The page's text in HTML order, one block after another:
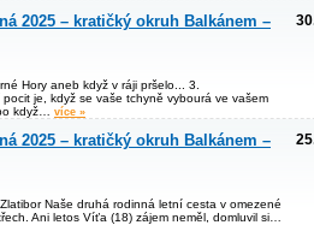
2025 – kratičký okruh Balkánem –
Hory aneb když v ráji pršelo... 3.
je, když se vaše tchyně vybourá ve vašem
když… více »
2025 – kratičký okruh Balkánem –
Naše druhá rodinná letní cesta v omezené
Ani letos Víťa (18) zájem neměl, domluvil si…